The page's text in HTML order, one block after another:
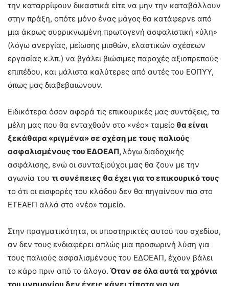
την καταρρίψουν δικαστικά είτε να μην την καταβάλλουν
στην πράξη, οπότε μόνο ένας μάγος θα κατάφερνε από
μια άκρως συρρικνωμένη πρωτογενή ασφαλιστική «ύλη»
(λόγω ανεργίας, μείωσης μισθών, ελαστικών σχέσεων
εργασίας κ.λπ.) να βγάλει βιώσιμες παροχές αξιοπρεπούς
επιπέδου, και μάλιστα καλύτερες από αυτές του ΕΟΠΥΥ,
όπως μας διαβεβαιώνουν.
Ειδικότερα όσον αφορά τις επικουρικές μας συντάξεις, τα
μέλη μας που θα ενταχθούν στο «νέο» ταμείο θα είναι
ξεκάθαρα «ριγμένα» σε σχέση με τους παλιούς
ασφαλισμένους του ΕΔΟΕΑΠ,λόγω διαδοχικής
ασφάλισης, ενώ οι συνταξιούχοι μας θα ζουν με την
αγωνία του τι συνέπειες θα έχει για το επικουρικό τους
το ότι οι εισφορές του κλάδου δεν θα πηγαίνουν πια στο
ΕΤΕΑΕΠ αλλά στο «νέο» ταμείο.
Στην πραγματικότητα, οι υποστηρικτές αυτού του σχεδίου,
αν δεν τους ενδιαφέρει απλώς μια προσωρινή λύση για
τους παλιούς ασφαλισμένους του ΕΔΟΕΑΠ, έχουν βάλει
το κάρο πριν από το άλογο. Όταν σε όλα αυτά τα χρόνια